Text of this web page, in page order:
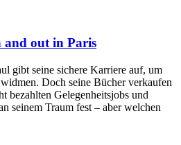
and out in Paris
gibt seine sichere Karriere auf, um
Doch seine Bücher verkaufen
bezahlten Gelegenheitsjobs und
seinem Traum fest – aber welchen